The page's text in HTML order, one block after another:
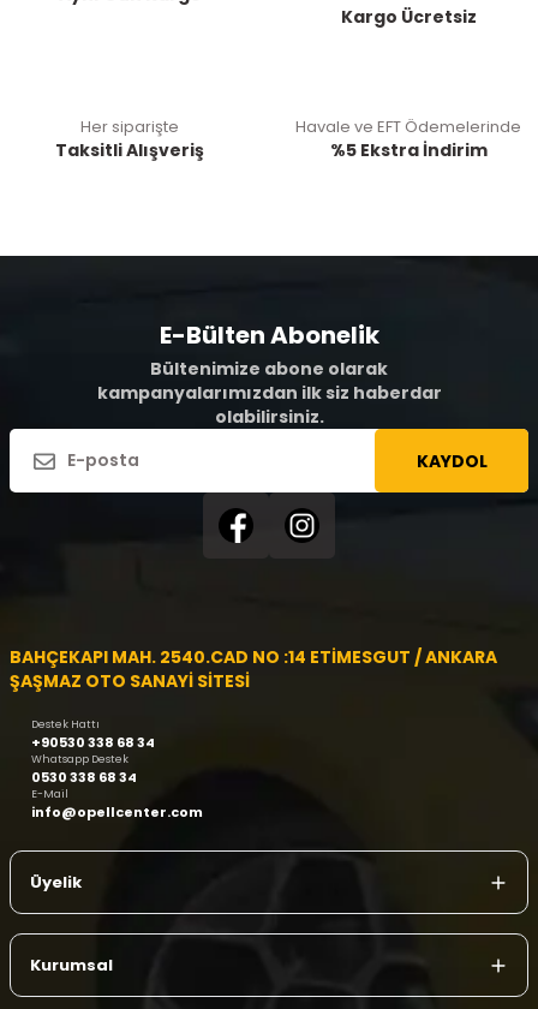
Kargo Ücretsiz
Her siparişte
Taksitli Alışveriş
Havale ve EFT Ödemelerinde
%5 Ekstra İndirim
E-Bülten Abonelik
Bültenimize abone olarak
kampanyalarımızdan ilk siz haberdar
olabilirsiniz.
KAYDOL
BAHÇEKAPI MAH. 2540.CAD NO :14 ETİMESGUT / ANKARA
ŞAŞMAZ OTO SANAYİ SİTESİ
Destek Hattı
+90530 338 68 34
Whatsapp Destek
0530 338 68 34
E-Mail
info@opellcenter.com
Üyelik
Kurumsal